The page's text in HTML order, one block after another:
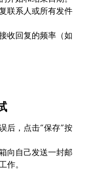
联系人或所有发件
收回复的频率（如
后，点击“保存”按
向自己发送一封邮
作。